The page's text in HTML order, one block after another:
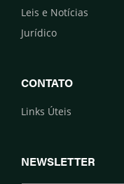
Leis e Notícias
Jurídico
CONTATO
Links Úteis
NEWSLETTER